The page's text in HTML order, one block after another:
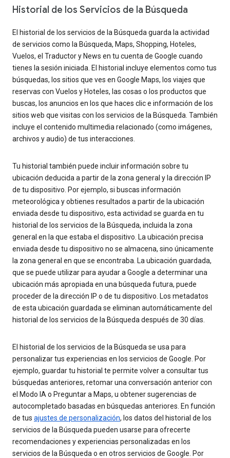
Historial de los Servicios de la Búsqueda
El historial de los servicios de la Búsqueda guarda la actividad
de servicios como la Búsqueda, Maps, Shopping, Hoteles,
Vuelos, el Traductor y News en tu cuenta de Google cuando
tienes la sesión iniciada. El historial incluye elementos como tus
búsquedas, los sitios que ves en Google Maps, los viajes que
reservas con Vuelos y Hoteles, las cosas o los productos que
buscas, los anuncios en los que haces clic e información de los
sitios web que visitas con los servicios de la Búsqueda. También
incluye el contenido multimedia relacionado (como imágenes,
archivos y audio) de tus interacciones.
Tu historial también puede incluir información sobre tu
ubicación deducida a partir de la zona general y la dirección IP
de tu dispositivo. Por ejemplo, si buscas información
meteorológica y obtienes resultados a partir de la ubicación
enviada desde tu dispositivo, esta actividad se guarda en tu
historial de los servicios de la Búsqueda, incluida la zona
general en la que estaba el dispositivo. La ubicación precisa
enviada desde tu dispositivo no se almacena, sino únicamente
la zona general en que se encontraba. La ubicación guardada,
que se puede utilizar para ayudar a Google a determinar una
ubicación más apropiada en una búsqueda futura, puede
proceder de la dirección IP o de tu dispositivo. Los metadatos
de esta ubicación guardada se eliminan automáticamente del
historial de los servicios de la Búsqueda después de 30 días.
El historial de los servicios de la Búsqueda se usa para
personalizar tus experiencias en los servicios de Google. Por
ejemplo, guardar tu historial te permite volver a consultar tus
búsquedas anteriores, retomar una conversación anterior con
el Modo IA o Preguntar a Maps, u obtener sugerencias de
autocompletado basadas en búsquedas anteriores. En función
de tus ajustes de personalización, los datos del historial de los
servicios de la Búsqueda pueden usarse para ofrecerte
recomendaciones y experiencias personalizadas en los
servicios de la Búsqueda o en otros servicios de Google. Por